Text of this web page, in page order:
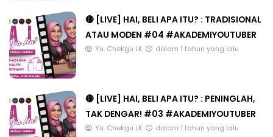
🔴 [LIVE] HAI, BELI APA ITU? : TRADISIONAL
ATAU MODEN #04 #AKADEMIYOUTUBER
Yu. Chekgu LK dalam 1 tahun yang lalu
🔴 [LIVE] HAI, BELI APA ITU? : PENINGLAH,
TAK DENGAR! #03 #AKADEMIYOUTUBER
Yu. Chekgu LK dalam 1 tahun yang lalu